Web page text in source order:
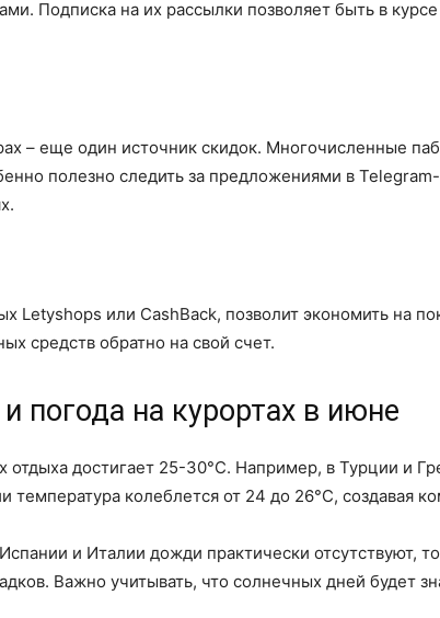
Подписка на их рассылки позволяет быть в
– еще один источник скидок. Многочисленные
полезно следить за предложениями в
Letyshops или CashBack, позволит экономить на
средств обратно на свой счет.
погода на курортах в июне
отдыха достигает 25-30°C. Например, в Турции и
колеблется от 24 до 26°C, создавая
и Италии дожди практически отсутствуют,
Важно учитывать, что солнечных дней будет